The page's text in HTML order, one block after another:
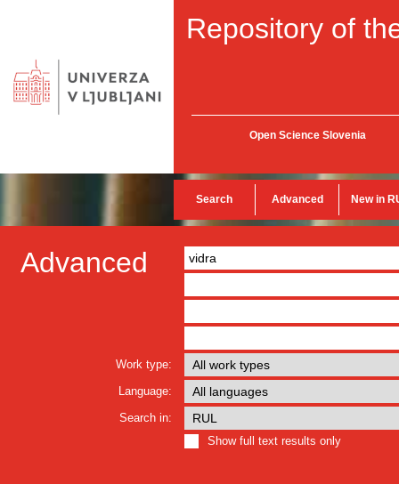
Repository of
Open Science Slovenia
Search Advanced New in
Advanced
Work type:
Language:
Search in:
Show full text results only